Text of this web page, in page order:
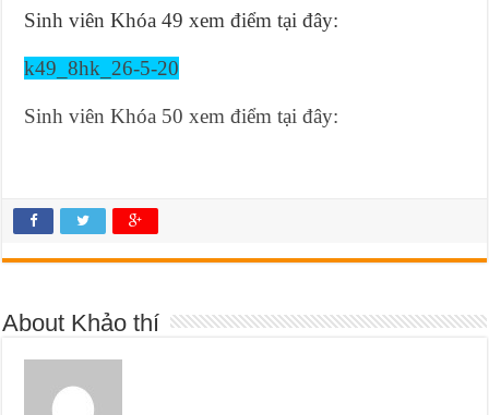
Sinh viên Khóa 49 xem điểm tại đây:
k49_8hk_26-5-20
Sinh viên Khóa 50 xem điểm tại đây:
About Khảo thí